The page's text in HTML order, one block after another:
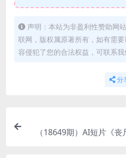
声明：本站为非盈利性赞助网
联网，版权属原著所有，如有需
容侵犯了您的合法权益，可联系我
分
（18649期）AI短片《